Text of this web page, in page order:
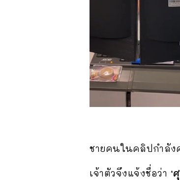
ชายคนในคลิปกำลัง
เจ้าตัวจึงแจ้งชื่อว่า ‘